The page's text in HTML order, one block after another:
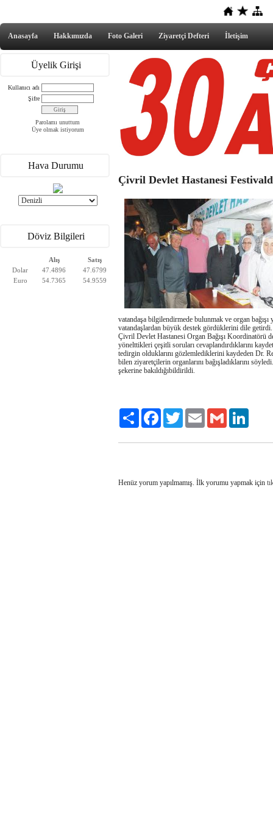
Anasayfa Hakkımızda Foto Galeri Ziyaretçi Defteri İletişim
Üyelik Girişi
Kullanıcı adı
Şifre
Parolamı unuttum
Üye olmak istiyorum
Hava Durumu
Döviz Bilgileri
Alış
Satış
Dolar
47.4896
47.6799
Euro
54.7365 54.9559
Çivril Devlet Hastanesi
vatandaşa bilgilendirmede bulunmak ve organ
vatandaşlardan büyük destek gördüklerini dile getirdi.
Çivril Devlet Hastanesi Organ Bağışı Koordinatörü
yönelttikleri çeşitli soruları cevaplandırdıklarını
tedirgin olduklarını gözlemlediklerini kaydeden Dr.
bilen ziyaretçilerin organlarını bağışladıklarını
şekerine bakıldığıbildirildi.
Share FacebookTwitter Email Gmail
Henüz yorum yapılmamış. İlk yorumu yapmak için